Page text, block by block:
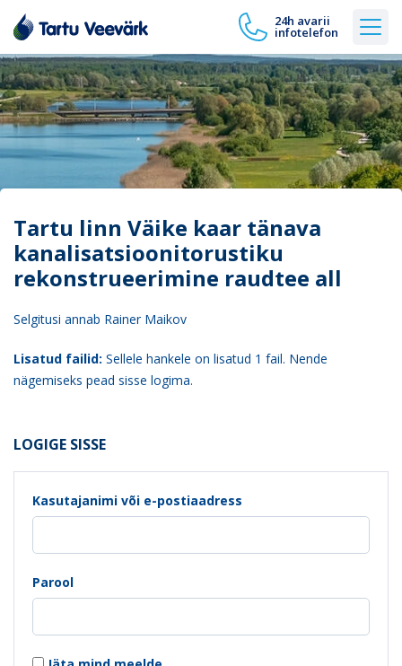
24h avarii
infotelefon
Tartu linn Väike kaar tänava
kanalisatsioonitorustiku
rekonstrueerimine raudtee all
Selgitusi annab Rainer Maikov
Lisatud failid: Sellele hankele on lisatud 1 fail. Nende
nägemiseks pead sisse logima.
LOGIGE SISSE
Kasutajanimi või e-postiaadress
Parool